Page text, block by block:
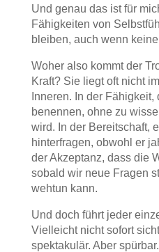
Und genau das ist für
Fähigkeiten von
bleiben, auch wenn
Woher also kommt der
Kraft? Sie liegt oft nicht
Inneren. In der
benennen, ohne zu
wird. In der Bereitschaft,
hinterfragen, obwohl er
der Akzeptanz, dass die
sobald wir neue Fragen
wehtun kann.
Und doch führt jeder
Vielleicht nicht sofort
spektakulär. Aber